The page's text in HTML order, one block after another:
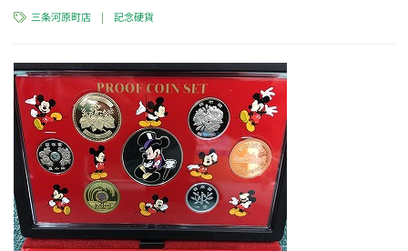
三条河原町店 |記念硬貨